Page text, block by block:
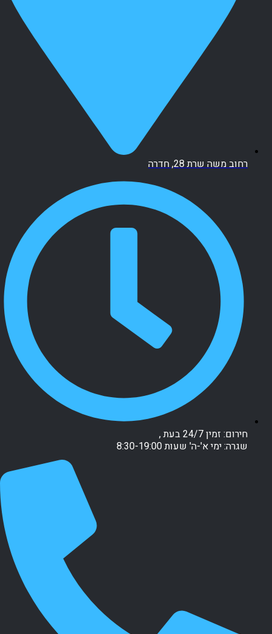
רחוב משה שרת 28, חדרה
חירום: זמין 24/7 בעת ,
שגרה: ימי א'-ה' שעות 8:30-19:00